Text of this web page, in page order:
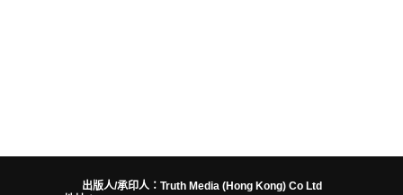
出版人/承印人：Truth Media (Hong Kong) Co Ltd